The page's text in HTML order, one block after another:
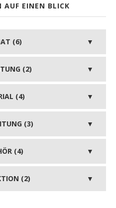
AUF EINEN BLICK
(6)
(2)
(4)
(3)
(4)
(2)